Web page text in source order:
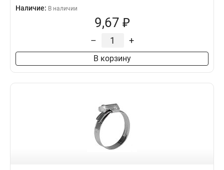
Наличие: В наличии
9,67 ₽
– +
В корзину